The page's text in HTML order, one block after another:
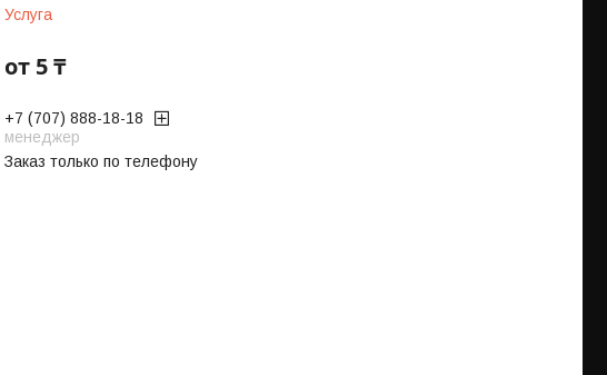
Услуга
от 5 ₸
+7 (707) 888-18-18
менеджер
Заказ только по телефону